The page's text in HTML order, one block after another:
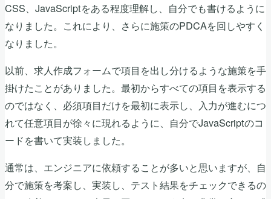
CSS、JavaScriptをある程度理解し、自分でも書けるように
なりました。これにより、さらに施策のPDCAを回しやすく
なりました。
以前、求人作成フォームで項目を出し分けるような施策を手
掛けたことがありました。最初からすべての項目を表示する
のではなく、必須項目だけを最初に表示し、入力が進むにつ
れて任意項目が徐々に現れるように、自分でJavaScriptのコ
ードを書いて実装しました。
通常は、エンジニアに依頼することが多いと思いますが、自
分で施策を考案し、実装し、テスト結果をチェックできるの